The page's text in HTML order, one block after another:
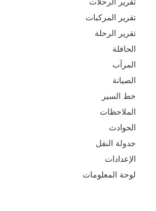
تقرير المركبات
تقرير الرحلة
الحافلة
المرآب
الصيانة
خط السير
الملاحظات
الحوادث
جدولة النقل
الإعدادات
لوحة المعلومات